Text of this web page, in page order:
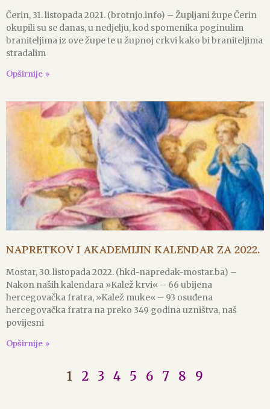
Čerin, 31. listopada 2021. (brotnjo.info) – Župljani župe Čerin
okupili su se danas, u nedjelju, kod spomenika poginulim
braniteljima iz ove župe te u župnoj crkvi kako bi braniteljima
stradalim
Opširnije »
NAPRETKOV I AKADEMIJIN KALENDAR ZA 2022.
Mostar, 30. listopada 2022. (hkd-napredak-mostar.ba) –
Nakon naših kalendara »Kalež krvi« – 66 ubijena
hercegovačka fratra, »Kalež muke« – 93 osuđena
hercegovačka fratra na preko 349 godina uzništva, naš
povijesni
Opširnije »
1 2 3 4 5 6 7 8 9